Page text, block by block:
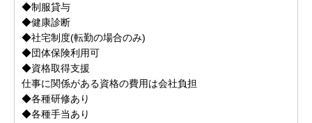
◆制服貸与
◆健康診断
◆社宅制度(転勤の場合のみ)
◆団体保険利用可
◆資格取得支援
仕事に関係がある資格の費用は会社負担
◆各種研修あり
◆各種手当あり